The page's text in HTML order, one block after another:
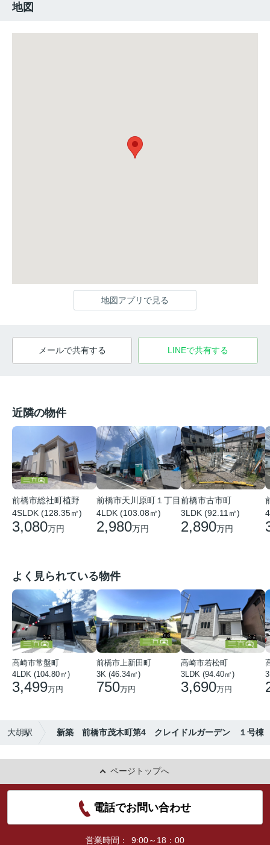
地図
地図アプリで見る
メールで共有する LINEで共有する
近隣の物件
前橋市総社町植野
4SLDK (128.35㎡)
3,080万円
前橋市天川原町１丁目
4LDK (103.08㎡)
2,980万円
前橋市古市町
3LDK (92.11㎡)
2,890万円
よく見られている物件
高崎市常盤町
4LDK (104.80㎡)
3,499万円
前橋市上新田町
3K (46.34㎡)
750万円
高崎市若松町
3LDK (94.40㎡)
3,690万円
大胡駅 新築 前橋市茂木町第4 クレイドルガーデン １号棟
ページトップへ
電話でお問い合わせ
営業時間： 9:00～18：00